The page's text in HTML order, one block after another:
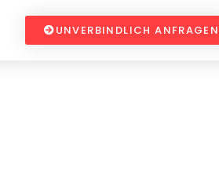
UNVERBINDLICH ANFRAGEN